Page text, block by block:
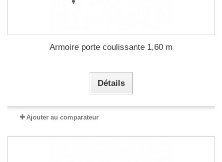
Armoire porte coulissante 1,60 m
Détails
Ajouter au comparateur